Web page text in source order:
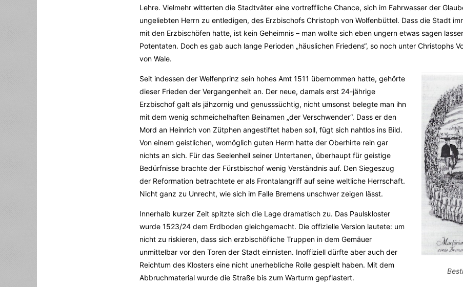
Lehre. Vielmehr witterten die Stadtväter eine vortreffliche Chance, sich im Fahrwasser der
ungeliebten Herrn zu entledigen, des Erzbischofs Christoph von Wolfenbüttel. Dass die Stadt
mit den Erzbischöfen hatte, ist kein Geheimnis – man wollte sich eben ungern etwas sagen
Potentaten. Doch es gab auch lange Perioden „häuslichen Friedens“, so noch unter Christophs
von Wale.
Seit indessen der Welfenprinz sein hohes Amt 1511 übernommen hatte, gehörte
dieser Frieden der Vergangenheit an. Der neue, damals erst 24-jährige
Erzbischof galt als jähzornig und genusssüchtig, nicht umsonst belegte man ihn
mit dem wenig schmeichelhaften Beinamen „der Verschwender“. Dass er den
Mord an Heinrich von Zütphen angestiftet haben soll, fügt sich nahtlos ins Bild.
Von einem geistlichen, womöglich guten Herrn hatte der Oberhirte rein gar
nichts an sich. Für das Seelenheil seiner Untertanen, überhaupt für geistige
Bedürfnisse brachte der Fürstbischof wenig Verständnis auf. Den Siegeszug
der Reformation betrachtete er als Frontalangriff auf seine weltliche Herrschaft.
Nicht ganz zu Unrecht, wie sich im Falle Bremens unschwer zeigen lässt.
Innerhalb kurzer Zeit spitzte sich die Lage dramatisch zu. Das Paulskloster
wurde 1523/24 dem Erdboden gleichgemacht. Die offizielle Version lautete: um
nicht zu riskieren, dass sich erzbischöfliche Truppen in dem Gemäuer
unmittelbar vor den Toren der Stadt einnisten. Inoffiziell dürfte aber auch der
Reichtum des Klosters eine nicht unerhebliche Rolle gespielt haben. Mit dem
Abbruchmaterial wurde die Straße bis zum Warturm gepflastert.